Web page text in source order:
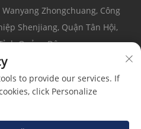
Zhongchuang, Công
Shenjiang, Quận Tân Hội,
Quảng Đông
to provide our services. If
click Personalize